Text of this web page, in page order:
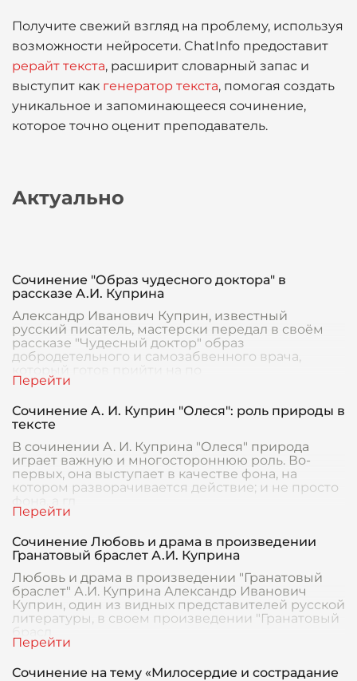
Получите свежий взгляд на проблему, используя
возможности нейросети. ChatInfo предоставит
рерайт текста, расширит словарный запас и
выступит как генератор текста, помогая создать
уникальное и запоминающееся сочинение,
которое точно оценит преподаватель.
Актуально
Сочинение "Образ чудесного доктора" в
рассказе А.И. Куприна
Александр Иванович Куприн, известный
русский писатель, мастерски передал в своём
рассказе "Чудесный доктор" образ
добродетельного и самозабвенного врача,
Сочинение А. И. Куприн "Олеся": роль природы в
тексте
В сочинении А. И. Куприна "Олеся" природа
играет важную и многостороннюю роль. Во-
первых, она выступает в качестве фона, на
котором разворачивается действие; и не просто
Сочинение Любовь и драма в произведении
Гранатовый браслет А.И. Куприна
Любовь и драма в произведении "Гранатовый
браслет" А.И. Куприна Александр Иванович
Куприн, один из видных представителей русской
литературы, в своем произведении "Гранатовый
брасл
Сочинение на тему «Милосердие и сострадание